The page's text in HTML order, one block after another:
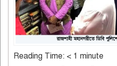
Reading Time: < 1 minute